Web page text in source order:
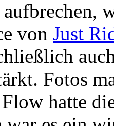
von Just
Fotos
hatte